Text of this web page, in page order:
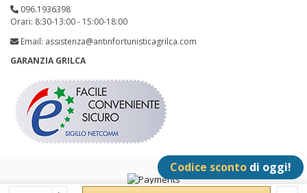
096.1936398
Orari: 8:30-13:00 - 15:00-18:00
Email: assistenza@antinfortunisticagrilca.com
GARANZIA GRILCA
Codice sconto di oggi!